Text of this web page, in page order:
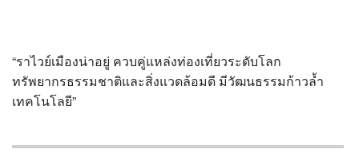
“ราไวย์เมืองน่าอยู่ ควบคู่แหล่งท่องเที่ยวระดับโลก
ทรัพยากรธรรมชาติและสิ่งแวดล้อมดี มีวัฒนธรรมก้าวล้ำ
เทคโนโลยี”